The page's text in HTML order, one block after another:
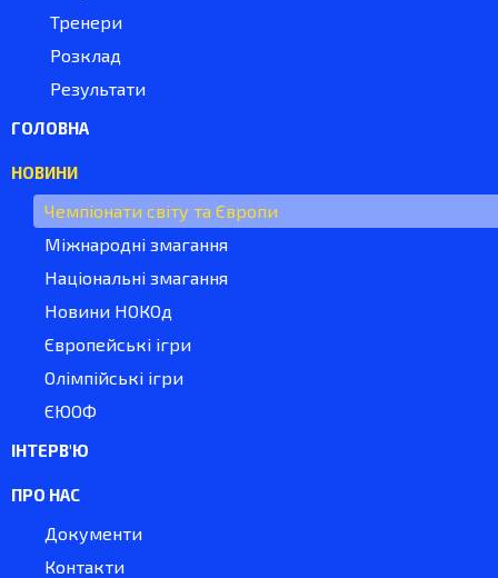
Тренери
Розклад
Результати
ГОЛОВНА
НОВИНИ
Чемпіонати світу та Європи
Міжнародні змагання
Національні змагання
Новини НОКОд
Європейські ігри
Олімпійські ігри
ЄЮОФ
ІНТЕРВ'Ю
ПРО НАС
Документи
Контакти